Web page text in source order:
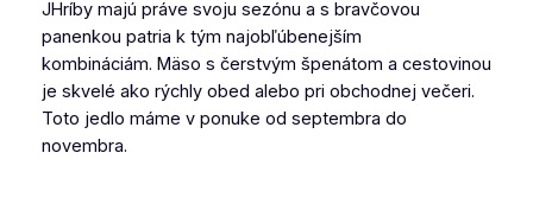
JHríby majú práve svoju sezónu a s bravčovou
panenkou patria k tým najobľúbenejším
kombináciám. Mäso s čerstvým špenátom a cestovinou
je skvelé ako rýchly obed alebo pri obchodnej večeri.
Toto jedlo máme v ponuke od septembra do
novembra.